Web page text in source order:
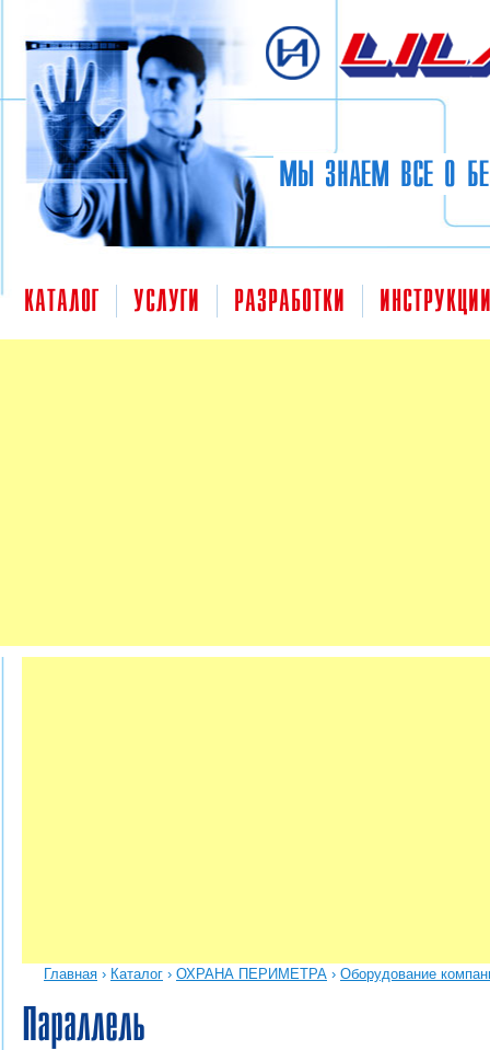
МЫ ЗНАЕМ ВСЕ О
КАТАЛОГ УСЛУГИ РАЗРАБОТКИ
Главная › Каталог › ОХРАНА ПЕРИМЕТРА › Оборудование
Параллель